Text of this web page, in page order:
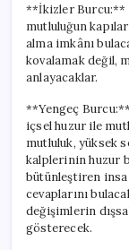
**İkizler Burcu:**
mutluluğun
alma imkânı
kovalamak değil,
anlayacaklar.
**Yengeç
içsel huzur ile
mutluluk, yüksek
kalplerinin huzur
bütünleştiren
cevaplarını
değişimlerin
gösterecek.